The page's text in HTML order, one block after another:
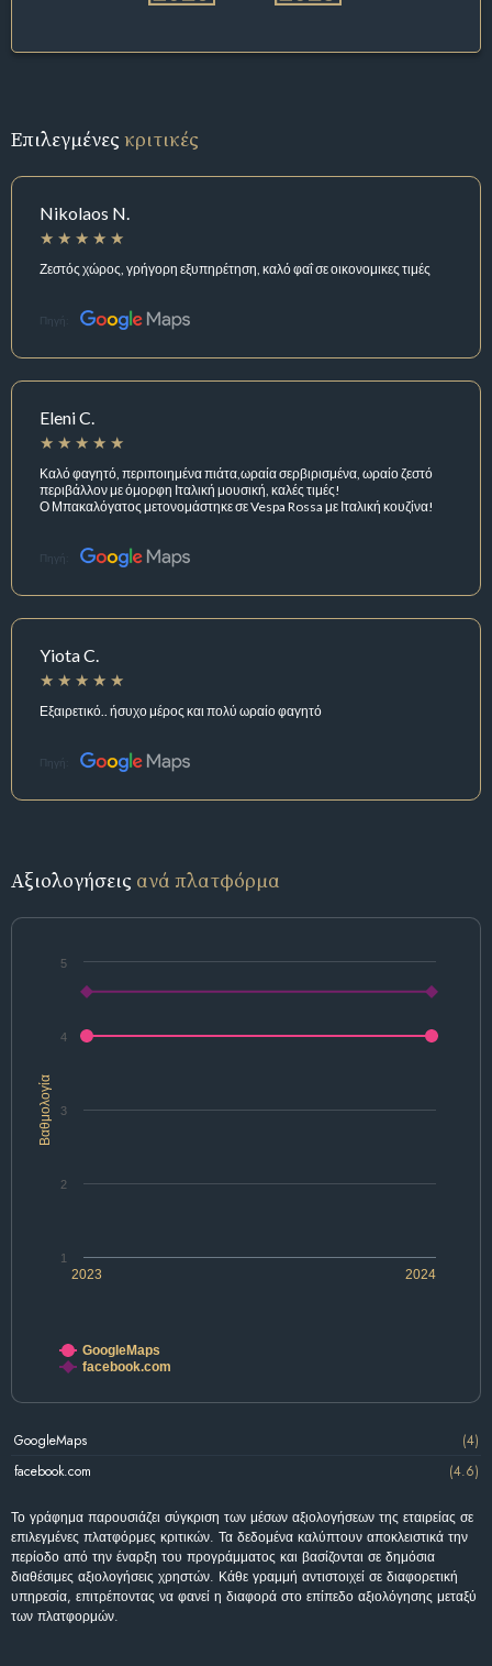
Επιλεγμένεςκριτικές
Nikolaos N.
Ζεστός χώρος, γρήγορη εξυπηρέτηση, καλό φαΐ σε οικονομικες τιμές
Πηγή:
Eleni C.
Καλό φαγητό, περιποιημένα πιάτα,ωραία σερβιρισμένα, ωραίο ζεστό
περιβάλλον με όμορφη Ιταλική μουσική, καλές τιμές!
Ο Μπακαλόγατος μετονομάστηκε σε Vespa Rossa με Ιταλική κουζίνα!
Πηγή:
Yiota C.
Εξαιρετικό.. ήσυχο μέρος και πολύ ωραίο φαγητό
Πηγή:
Αξιολογήσεις ανά πλατφόρμα
Βαθμολογία
2023 2024
1
2
3
4
5
GoogleMaps
facebook.com
GoogleMaps
(4)
facebook.com
(4.6)
Το γράφημα παρουσιάζει σύγκριση των μέσων αξιολογήσεων της εταιρείας σε
επιλεγμένες πλατφόρμες κριτικών. Τα δεδομένα καλύπτουν αποκλειστικά την
περίοδο από την έναρξη του προγράμματος και βασίζονται σε δημόσια
διαθέσιμες αξιολογήσεις χρηστών. Κάθε γραμμή αντιστοιχεί σε διαφορετική
υπηρεσία, επιτρέποντας να φανεί η διαφορά στο επίπεδο αξιολόγησης μεταξύ
των πλατφορμών.